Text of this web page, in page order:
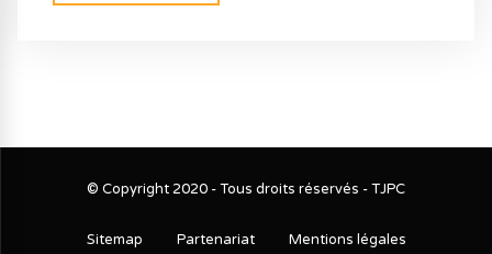
© Copyright 2020 - Tous droits réservés - TJPC
Sitemap Partenariat Mentions légales